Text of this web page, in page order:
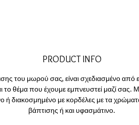
PRODUCT INFO
του μωρού σας, είναι σχεδιασμένο
θέμα που έχουμε εμπνευστεί μαζί σας.
ή διακοσμημένο με κορδέλες με τα
βάπτισης ή και υφασμάτινο.